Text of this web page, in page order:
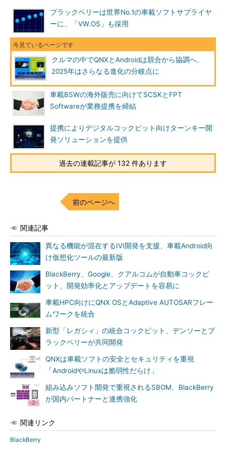
ブラックベリーは世界No.1の車載ソフトサプライヤ
ーに、「VW.OS」も採用
クルマの中でQNXとAndroidは競合から協調へ、
2025年はさらなる進化の分岐点に
車載BSWの海外販売に向けてSCSKとFPT
Softwareが業務提携を締結
提携によりデジタルコックピット向けターンキー開
発ソリューションを提供
過去の連載記事が 132 件あります
前のページへ
関連記事
異なる機能が混在するIVI開発を支援、車載Android向
け仮想化ツールの最新版
BlackBerry、Google、クアルコムが自動車コックピ
ット、開発効率化とアップデートを容易に
車載HPC向けにQNX OSとAdaptive AUTOSARフレー
ムワークを統合
新型「レガシィ」の統合コックピット、デンソーとブ
ラックベリーが共同開発
QNXは車載ソフトの安全とセキュリティを重視
「AndroidやLinuxは脆弱性だらけ」
組み込みソフト開発で重視されるSBOM、BlackBerry
が国内パートナーと連携強化
関連リンク
BlackBerry